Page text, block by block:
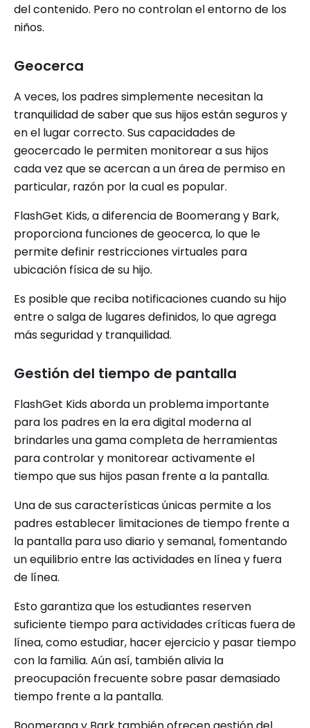
del contenido. Pero no controlan el entorno de los
niños.
Geocerca
A veces, los padres simplemente necesitan la
tranquilidad de saber que sus hijos están seguros y
en el lugar correcto. Sus capacidades de
geocercado le permiten monitorear a sus hijos
cada vez que se acercan a un área de permiso en
particular, razón por la cual es popular.
FlashGet Kids, a diferencia de Boomerang y Bark,
proporciona funciones de geocerca, lo que le
permite definir restricciones virtuales para
ubicación física de su hijo.
Es posible que reciba notificaciones cuando su hijo
entre o salga de lugares definidos, lo que agrega
más seguridad y tranquilidad.
Gestión del tiempo de pantalla
FlashGet Kids aborda un problema importante
para los padres en la era digital moderna al
brindarles una gama completa de herramientas
para controlar y monitorear activamente el
tiempo que sus hijos pasan frente a la pantalla.
Una de sus características únicas permite a los
padres establecer limitaciones de tiempo frente a
la pantalla para uso diario y semanal, fomentando
un equilibrio entre las actividades en línea y fuera
de línea.
Esto garantiza que los estudiantes reserven
suficiente tiempo para actividades críticas fuera de
línea, como estudiar, hacer ejercicio y pasar tiempo
con la familia. Aún así, también alivia la
preocupación frecuente sobre pasar demasiado
tiempo frente a la pantalla.